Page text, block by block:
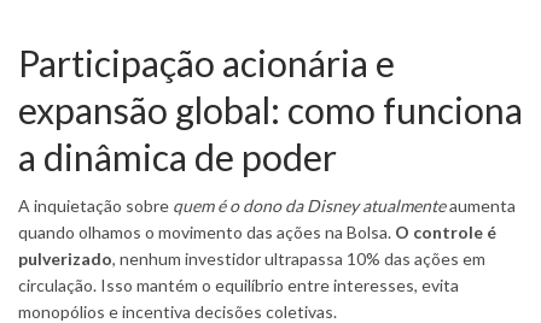
Participação acionária e
expansão global: como funciona
a dinâmica de poder
A inquietação sobre quem é o dono da Disney atualmenteaumenta
quando olhamos o movimento das ações na Bolsa. O controle é
pulverizado, nenhum investidor ultrapassa 10% das ações em
circulação. Isso mantém o equilíbrio entre interesses, evita
monopólios e incentiva decisões coletivas.